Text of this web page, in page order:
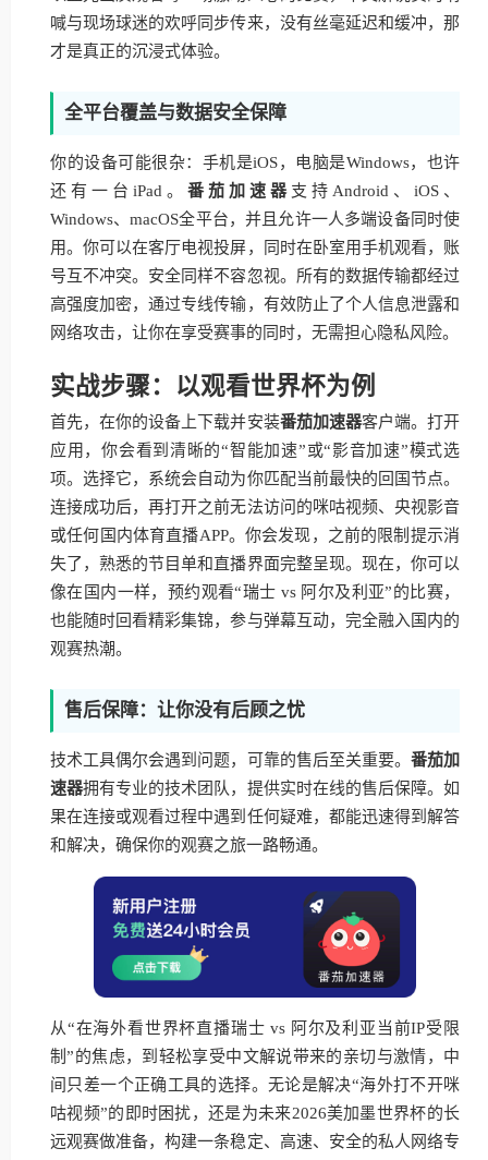
喊与现场球迷的欢呼同步传来，没有丝毫延迟和缓冲，那
才是真正的沉浸式体验。
全平台覆盖与数据安全保障
你的设备可能很杂：手机是iOS，电脑是Windows，也许
还有一台iPad。 番茄加速器 支持Android、iOS、
Windows、macOS全平台，并且允许一人多端设备同时使
用。你可以在客厅电视投屏，同时在卧室用手机观看，账
号互不冲突。安全同样不容忽视。所有的数据传输都经过
高强度加密，通过专线传输，有效防止了个人信息泄露和
网络攻击，让你在享受赛事的同时，无需担心隐私风险。
实战步骤：以观看世界杯为例
首先，在你的设备上下载并安装番茄加速器客户端。打开
应用，你会看到清晰的“智能加速”或“影音加速”模式选
项。选择它，系统会自动为你匹配当前最快的回国节点。
连接成功后，再打开之前无法访问的咪咕视频、央视影音
或任何国内体育直播APP。你会发现，之前的限制提示消
失了，熟悉的节目单和直播界面完整呈现。现在，你可以
像在国内一样，预约观看“瑞士 vs 阿尔及利亚”的比赛，
也能随时回看精彩集锦，参与弹幕互动，完全融入国内的
观赛热潮。
售后保障：让你没有后顾之忧
技术工具偶尔会遇到问题，可靠的售后至关重要。 番茄加
速器拥有专业的技术团队，提供实时在线的售后保障。如
果在连接或观看过程中遇到任何疑难，都能迅速得到解答
和解决，确保你的观赛之旅一路畅通。
从“在海外看世界杯直播瑞士 vs 阿尔及利亚当前IP受限
制”的焦虑，到轻松享受中文解说带来的亲切与激情，中
间只差一个正确工具的选择。无论是解决“海外打不开咪
咕视频”的即时困扰，还是为未来2026美加墨世界杯的长
远观赛做准备，构建一条稳定、高速、安全的私人网络专